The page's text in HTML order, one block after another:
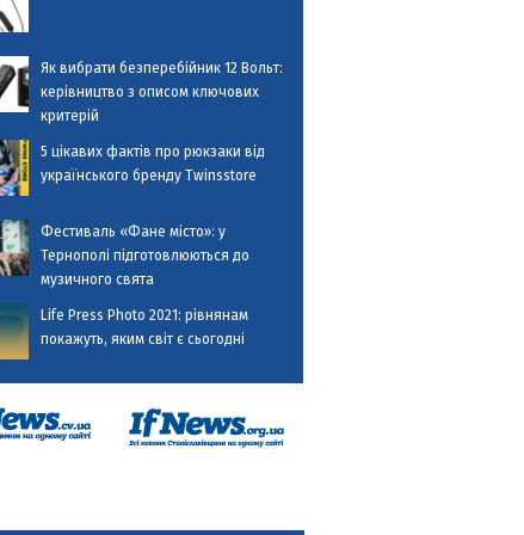
Як вибрати безперебійник 12 Вольт:
керівництво з описом ключових
критерій
5 цікавих фактів про рюкзаки від
українського бренду Twinsstore
Фестиваль «Фане місто»: у
Тернополі підготовлюються до
музичного свята
Life Press Photo 2021: рівнянам
покажуть, яким світ є сьогодні